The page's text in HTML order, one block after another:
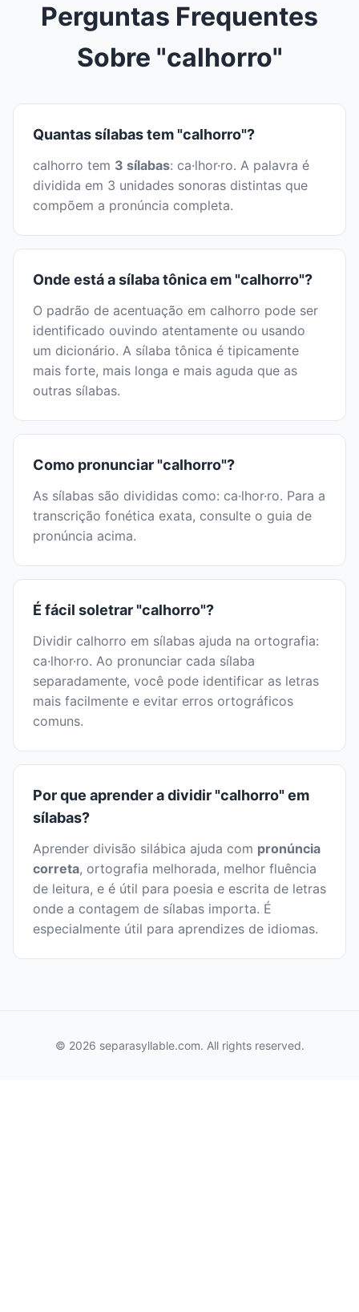
Perguntas Frequentes
Sobre "calhorro"
Quantas sílabas tem "calhorro"?
calhorro tem 3 sílabas: ca·lhor·ro. A palavra é
dividida em 3 unidades sonoras distintas que
compõem a pronúncia completa.
Onde está a sílaba tônica em "calhorro"?
O padrão de acentuação em calhorro pode ser
identificado ouvindo atentamente ou usando
um dicionário. A sílaba tônica é tipicamente
mais forte, mais longa e mais aguda que as
outras sílabas.
Como pronunciar "calhorro"?
As sílabas são divididas como: ca·lhor·ro. Para a
transcrição fonética exata, consulte o guia de
pronúncia acima.
É fácil soletrar "calhorro"?
Dividir calhorro em sílabas ajuda na ortografia:
ca·lhor·ro. Ao pronunciar cada sílaba
separadamente, você pode identificar as letras
mais facilmente e evitar erros ortográficos
comuns.
Por que aprender a dividir "calhorro" em
sílabas?
Aprender divisão silábica ajuda com pronúncia
correta, ortografia melhorada, melhor fluência
de leitura, e é útil para poesia e escrita de letras
onde a contagem de sílabas importa. É
especialmente útil para aprendizes de idiomas.
© 2026 separasyllable.com. All rights reserved.